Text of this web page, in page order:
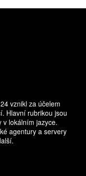
vznikl za účelem
Hlavní rubrikou jsou
v lokálním jazyce.
agentury a servery